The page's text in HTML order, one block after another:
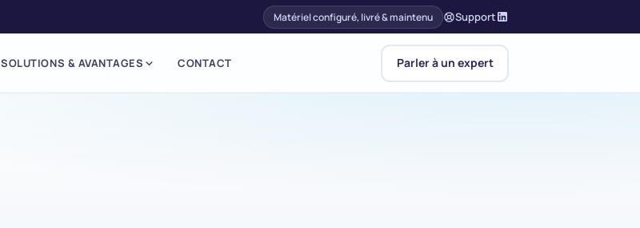
Matériel configuré, livré & maintenu Support
SOLUTIONS & AVANTAGES CONTACT Parler à un expert